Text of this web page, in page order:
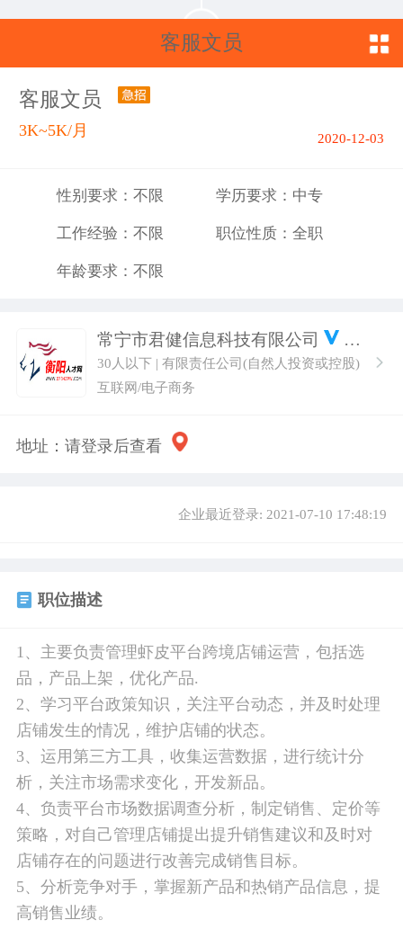
客服文员
客服文员
3K~5K/月 2020-12-03
性别要求：不限 学历要求：中专
工作经验：不限 职位性质：全职
年龄要求：不限
常宁市君健信息科技有限公司
30人以下 | 有限责任公司(自然人投资或控股)
互联网/电子商务
地址： 请登录后查看
企业最近登录: 2021-07-10 17:48:19
职位描述
1、主要负责管理虾皮平台跨境店铺运营，包括选
品，产品上架，优化产品.
2、学习平台政策知识，关注平台动态，并及时处理
店铺发生的情况，维护店铺的状态。
3、运用第三方工具，收集运营数据，进行统计分
析，关注市场需求变化，开发新品。
4、负责平台市场数据调查分析，制定销售、定价等
策略，对自己管理店铺提出提升销售建议和及时对
店铺存在的问题进行改善完成销售目标。
5、分析竞争对手，掌握新产品和热销产品信息，提
高销售业绩。